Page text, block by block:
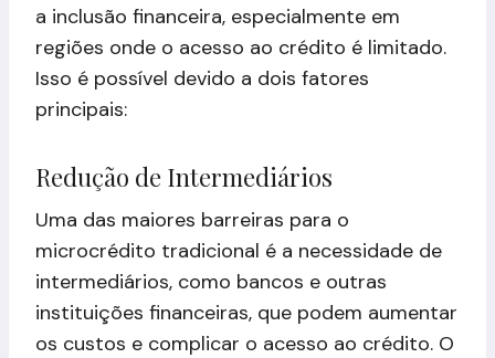
a inclusão financeira, especialmente em
regiões onde o acesso ao crédito é limitado.
Isso é possível devido a dois fatores
principais:
Redução de Intermediários
Uma das maiores barreiras para o
microcrédito tradicional é a necessidade de
intermediários, como bancos e outras
instituições financeiras, que podem aumentar
os custos e complicar o acesso ao crédito. O